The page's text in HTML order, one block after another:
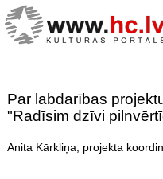
Par labdarības
"Radīsim dzīvi
Anita Kārkliņa, projekta